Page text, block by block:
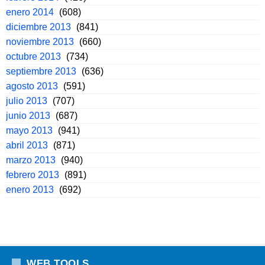
enero 2014 (608)
diciembre 2013 (841)
noviembre 2013 (660)
octubre 2013 (734)
septiembre 2013 (636)
agosto 2013 (591)
julio 2013 (707)
junio 2013 (687)
mayo 2013 (941)
abril 2013 (871)
marzo 2013 (940)
febrero 2013 (891)
enero 2013 (692)